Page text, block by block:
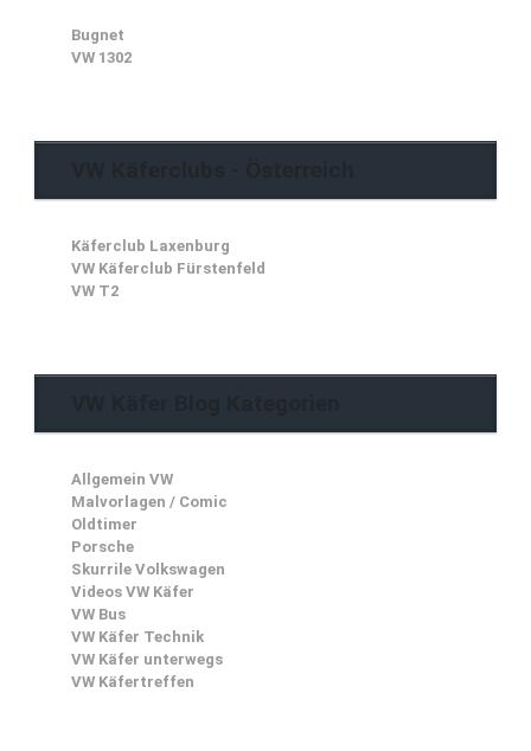
Bugnet
VW 1302
Käferclub Laxenburg
VW Käferclub Fürstenfeld
VW T2
Allgemein VW
Malvorlagen / Comic
Oldtimer
Porsche
Skurrile Volkswagen
Videos VW Käfer
VW Bus
VW Käfer Technik
VW Käfer unterwegs
VW Käfertreffen